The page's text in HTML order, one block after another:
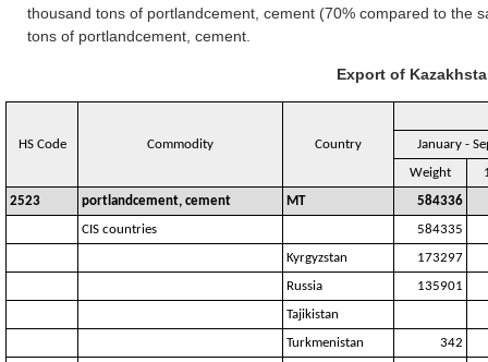
thousand tons of portlandcement, cement (70% compared to the
tons of portlandcement, cement.
Export of
HS Code Commodity Country
January -
Weight
2523
portlandcement, cement MT
584336
CIS countries
584335
Kyrgyzstan
173297
Russia
135901
Tajikistan
Turkmenistan
342